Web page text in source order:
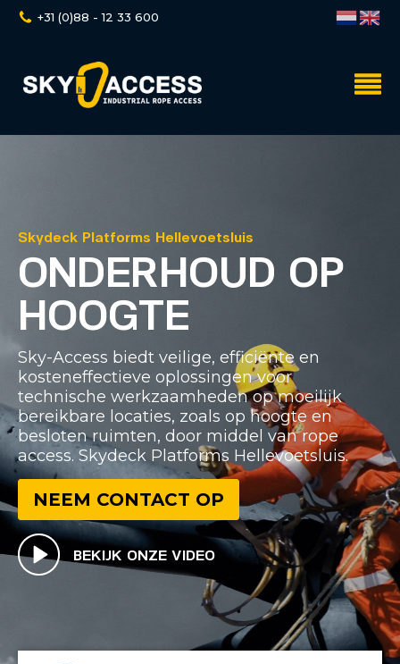
+31 (0)88 - 12 33 600
Skydeck Platforms Hellevoetsluis
ONDERHOUD OP
HOOGTE
Sky-Access biedt veilige, efficiënte en
kosteneffectieve oplossingen voor
technische werkzaamheden op moeilijk
bereikbare locaties, zoals op hoogte en
besloten ruimten, door middel van rope
access. Skydeck Platforms Hellevoetsluis.
NEEM CONTACT OP
BEKIJK ONZE VIDEO